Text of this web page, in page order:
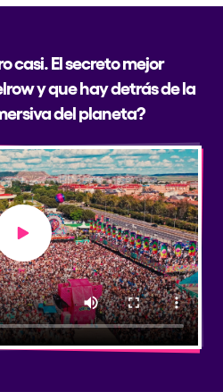
casi. El secreto mejor
y que hay detrás de la
del planeta?
Play video